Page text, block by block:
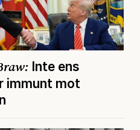
Inte ens
immunt mot